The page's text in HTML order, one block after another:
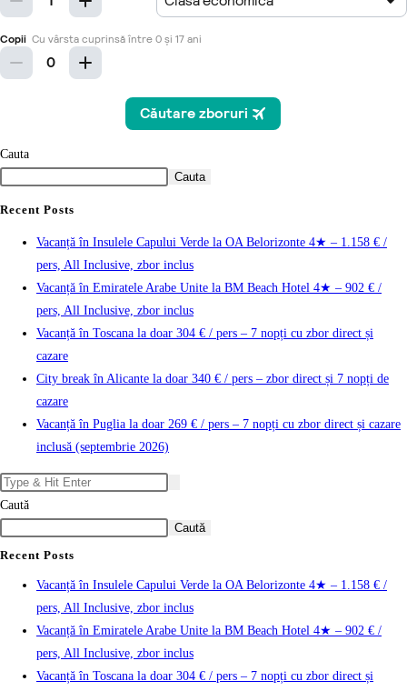
Cauta
Cauta
Recent Posts
Vacanță în Insulele Capului Verde la OA Belorizonte 4★ – 1.158 € /
pers, All Inclusive, zbor inclus
Vacanță în Emiratele Arabe Unite la BM Beach Hotel 4★ – 902 € /
pers, All Inclusive, zbor inclus
Vacanță în Toscana la doar 304 € / pers – 7 nopți cu zbor direct și
cazare
City break în Alicante la doar 340 € / pers – zbor direct și 7 nopți de
cazare
Vacanță în Puglia la doar 269 € / pers – 7 nopți cu zbor direct și cazare
inclusă (septembrie 2026)
Caută
Caută
Recent Posts
Vacanță în Insulele Capului Verde la OA Belorizonte 4★ – 1.158 € /
pers, All Inclusive, zbor inclus
Vacanță în Emiratele Arabe Unite la BM Beach Hotel 4★ – 902 € /
pers, All Inclusive, zbor inclus
Vacanță în Toscana la doar 304 € / pers – 7 nopți cu zbor direct și